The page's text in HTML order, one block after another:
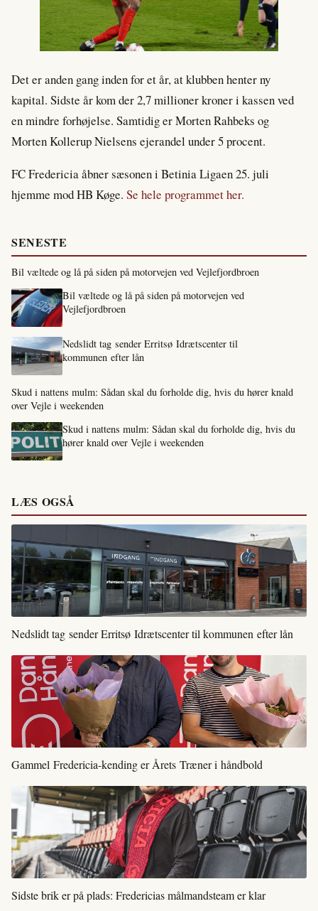
Det er anden gang inden for et år, at klubben henter ny
kapital. Sidste år kom der 2,7 millioner kroner i kassen ved
en mindre forhøjelse. Samtidig er Morten Rahbeks og
Morten Kollerup Nielsens ejerandel under 5 procent.
FC Fredericia åbner sæsonen i Betinia Ligaen 25. juli
hjemme mod HB Køge. Se hele programmet her.
SENESTE
Bil væltede og lå på siden på motorvejen ved Vejlefjordbroen
Bil væltede og lå på siden på motorvejen ved
Vejlefjordbroen
Nedslidt tag sender Erritsø Idrætscenter til
kommunen efter lån
Skud i nattens mulm: Sådan skal du forholde dig, hvis du hører knald
over Vejle i weekenden
Skud i nattens mulm: Sådan skal du forholde dig, hvis du
hører knald over Vejle i weekenden
LÆS OGSÅ
Nedslidt tag sender Erritsø Idrætscenter til kommunen efter lån
Gammel Fredericia-kending er Årets Træner i håndbold
Sidste brik er på plads: Fredericias målmandsteam er klar